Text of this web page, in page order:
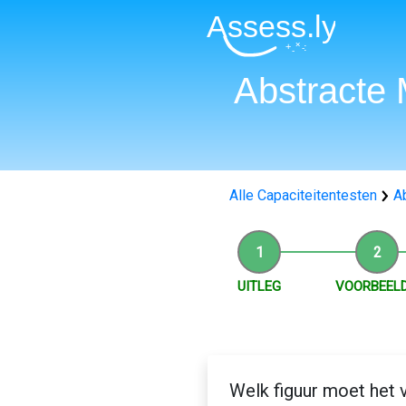
Abstracte
Alle Capaciteitentesten
UITLEG
Welk figuur moet het